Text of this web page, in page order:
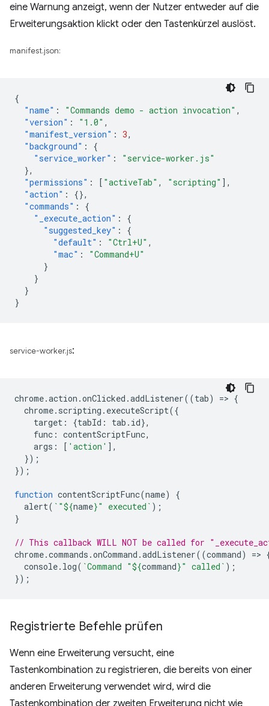
eine Warnung anzeigt, wenn der Nutzer entweder auf die
Erweiterungsaktion klickt oder den Tastenkürzel auslöst.
manifest.json:
{
"name" : "Commands demo - action invocation" ,
"version" : "1.0" ,
"manifest_version" : 3,
"background" :
{
"service_worker" :
"service-worker.js"
},
"permissions" : [ "activeTab" , "scripting" ],
"action" :
{},
"commands" :
{
"_execute_action" :
{
"suggested_key" :
{
"default" : "Ctrl+U" ,
"mac" :
"Command+U"
}
}
}
}
service-worker.js:
chrome.action .onClicked .addListener((tab) => {
chrome. scripting . executeScript({
target : {tabId : tab . id},
func : contentScriptFunc,
args : [ 'action' ],
});
});
function contentScriptFunc(name)
{
alert( `"${name}" executed` );
}
// This callback WILL NOT be called for
chrome.commands .onCommand .addListener((command) =>
console. log( `Command "${command}" called` );
});
Registrierte Befehle prüfen
Wenn eine Erweiterung versucht, eine
Tastenkombination zu registrieren, die bereits von einer
anderen Erweiterung verwendet wird, wird die
Tastenkombination der zweiten Erweiterung nicht wie